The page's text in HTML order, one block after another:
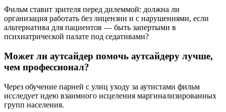
Фильм ставит зрителя перед дилеммой: должна ли
организация работать без лицензии и с нарушениями, если
альтернатива для пациентов — быть запертыми в
психиатрической палате под седативами?
Может ли аутсайдер помочь аутсайдеру лучше,
чем профессионал?
Через обучение парней с улиц уходу за аутистами фильм
исследует идею взаимного исцеления маргинализированных
групп населения.